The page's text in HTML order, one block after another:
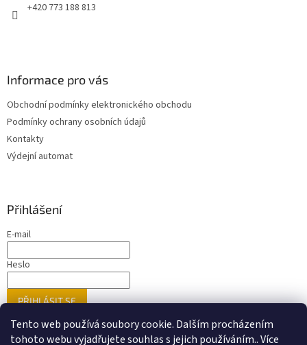
Tento web používá soubory cookie. Dalším procházením
tohoto webu vyjadřujete souhlas s jejich používáním.. Více
+420 773 188 813
Informace pro vás
Obchodní podmínky elektronického obchodu
Podmínky ochrany osobních údajů
Kontakty
Výdejní automat
Přihlášení
E-mail
Heslo
PŘIHLÁSIT SE
Nová registraceZapomenuté heslo